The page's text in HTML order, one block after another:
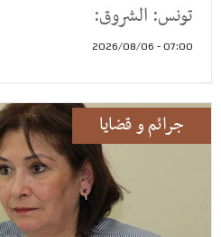
تونس: الشروق:
07:00 - 2026/08/06
جرائم و قضايا